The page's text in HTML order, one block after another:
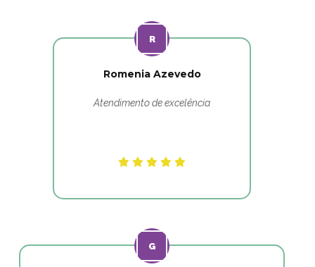
Romenia Azevedo
Atendimento de excelência